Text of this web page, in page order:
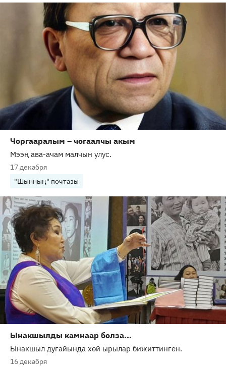
Чоргааралым – чогаалчы акым
Мээң ава-ачам малчын улус.
17 декабря
"Шынның" почтазы
Ынакшылды камнаар болза...
Ынакшыл дугайында хөй ырылар бижиттинген.
16 декабря